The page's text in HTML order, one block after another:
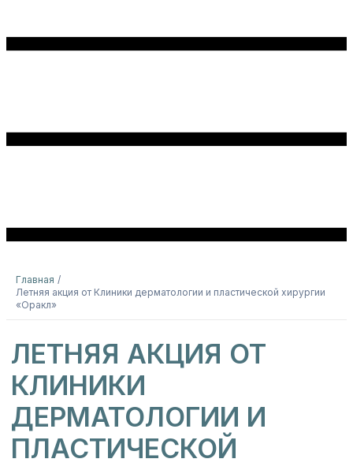
Главная
Летняя акция от Клиники дерматологии и пластической хирургии
«Оракл»
ЛЕТНЯЯ АКЦИЯ ОТ
КЛИНИКИ
ДЕРМАТОЛОГИИ И
ПЛАСТИЧЕСКОЙ